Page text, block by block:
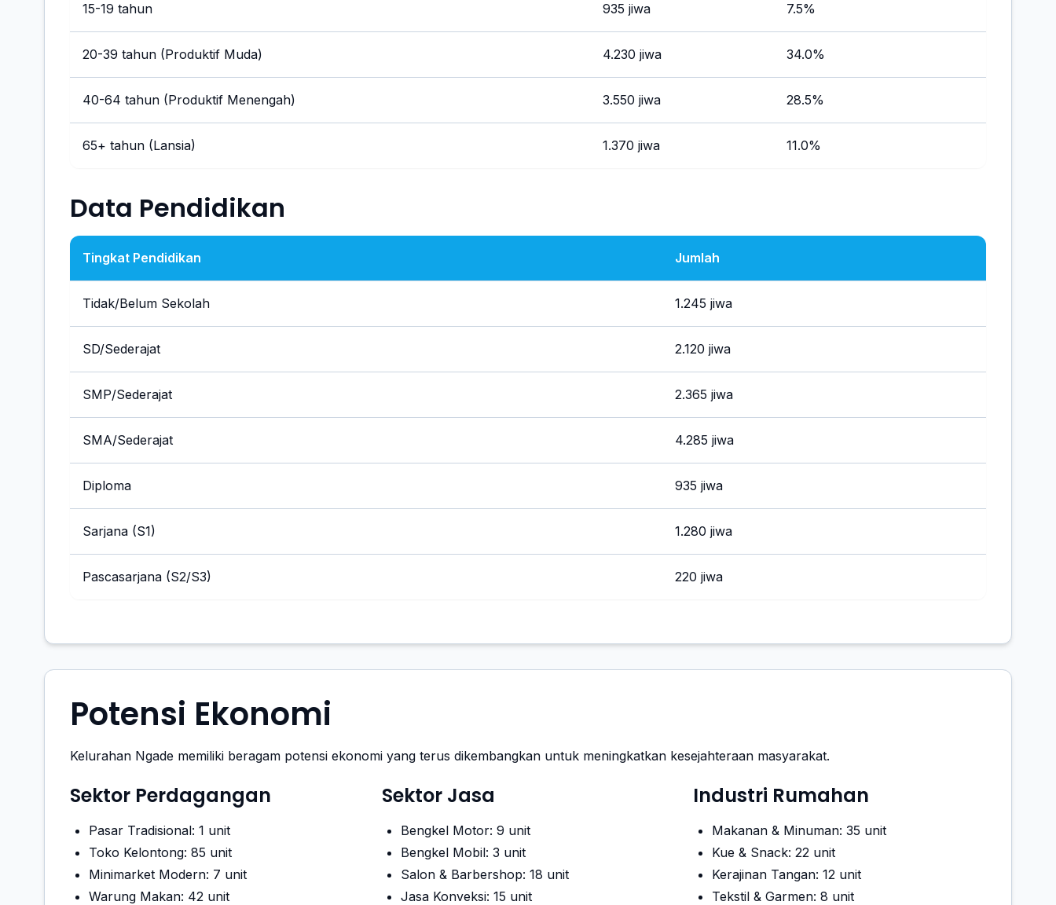
15-19 tahun 935 jiwa 7.5%
20-39 tahun (Produktif Muda) 4.230 jiwa 34.0%
40-64 tahun (Produktif Menengah) 3.550 jiwa 28.5%
65+ tahun (Lansia) 1.370 jiwa 11.0%
Data Pendidikan
Tingkat Pendidikan Jumlah
Tidak/Belum Sekolah 1.245 jiwa
SD/Sederajat 2.120 jiwa
SMP/Sederajat 2.365 jiwa
SMA/Sederajat 4.285 jiwa
Diploma 935 jiwa
Sarjana (S1) 1.280 jiwa
Pascasarjana (S2/S3) 220 jiwa
Potensi Ekonomi
Kelurahan Ngade memiliki beragam potensi ekonomi yang terus dikembangkan untuk meningkatkan kesejahteraan masyarakat.
Sektor Perdagangan
Pasar Tradisional: 1 unit
Toko Kelontong: 85 unit
Minimarket Modern: 7 unit
Warung Makan: 42 unit
Sektor Jasa
Bengkel Motor: 9 unit
Bengkel Mobil: 3 unit
Salon & Barbershop: 18 unit
Jasa Konveksi: 15 unit
Industri Rumahan
Makanan & Minuman: 35 unit
Kue & Snack: 22 unit
Kerajinan Tangan: 12 unit
Tekstil & Garmen: 8 unit